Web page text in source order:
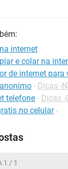
internet
e colar na
de internet para
- Dicas -
telefone - Dicas -
no celular -
1 / 1